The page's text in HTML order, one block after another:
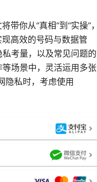
你从“真相”到“实操”，
高效的号码与数据管
考量，以及常见问题的
场景中，灵活运用多张
隐私时，考虑使用